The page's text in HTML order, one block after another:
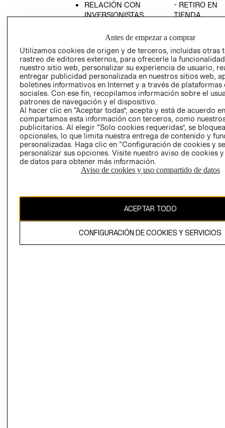
RELACIÓN CON
INVERSIONISTAS
EMPRESARIAL
- RETIRO EN
TIENDA
CONDICIONES
AVISO DE
PRIVACIDAD
GIFT CARD
AVISO DE
El contenido de esta página web está protegido por copyright y es
Antes de empezar a comprar
Utilizamos cookies de origen y de terceros, incluidas otras
rastreo de editores externos, para ofrecerle la
nuestro sitio web, personalizar su experiencia de usuario,
entregar publicidad personalizada en nuestros sitios web,
boletines informativos en Internet y a través de plataformas
sociales. Con ese fin, recopilamos información sobre el
patrones de navegación y el dispositivo.
Al hacer clic en “Aceptar todas”, acepta y está de acuerdo
compartamos esta información con terceros, como
publicitarios. Al elegir “Solo cookies requeridas”, se
opcionales, lo que limita nuestra entrega de contenido y
personalizadas. Haga clic en “Configuración de cookies y
personalizar sus opciones. Visite nuestro aviso de cookies
de datos para obtener más información.
Aviso de cookies y uso compartido de datos
ACEPTAR TODO
CONFIGURACIÓN DE COOKIES Y SERVICIOS